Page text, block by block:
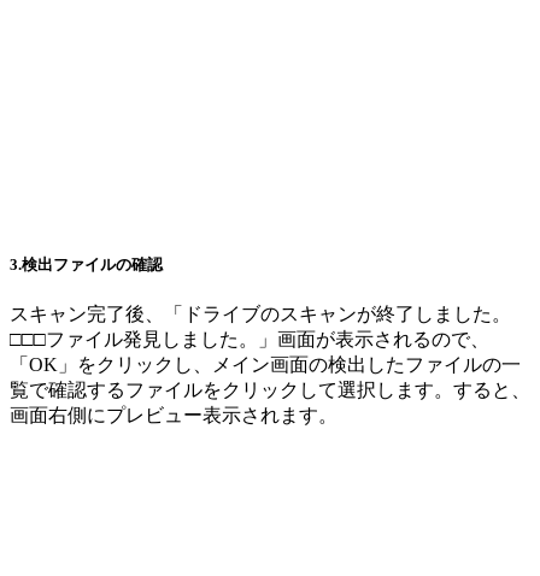
3.検出ファイルの確認
スキャン完了後、「ドライブのスキャンが終了しました。
□□□ファイル発見しました。」画面が表示されるので、
「OK」をクリックし、メイン画面の検出したファイルの一
覧で確認するファイルをクリックして選択します。すると、
画面右側にプレビュー表示されます。